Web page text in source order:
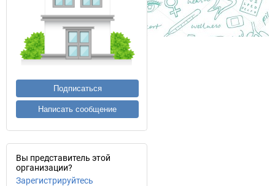
Подписаться
Написать сообщение
Вы представитель этой
организации?
Зарегистрируйтесь